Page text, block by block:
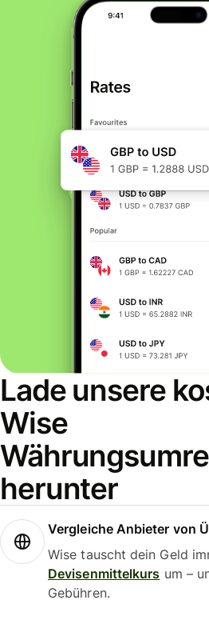
Lade unsere
Wise
herunter
Vergleiche Anbieter von
Wise tauscht dein Geld
Devisenmittelkurs um –
Gebühren.